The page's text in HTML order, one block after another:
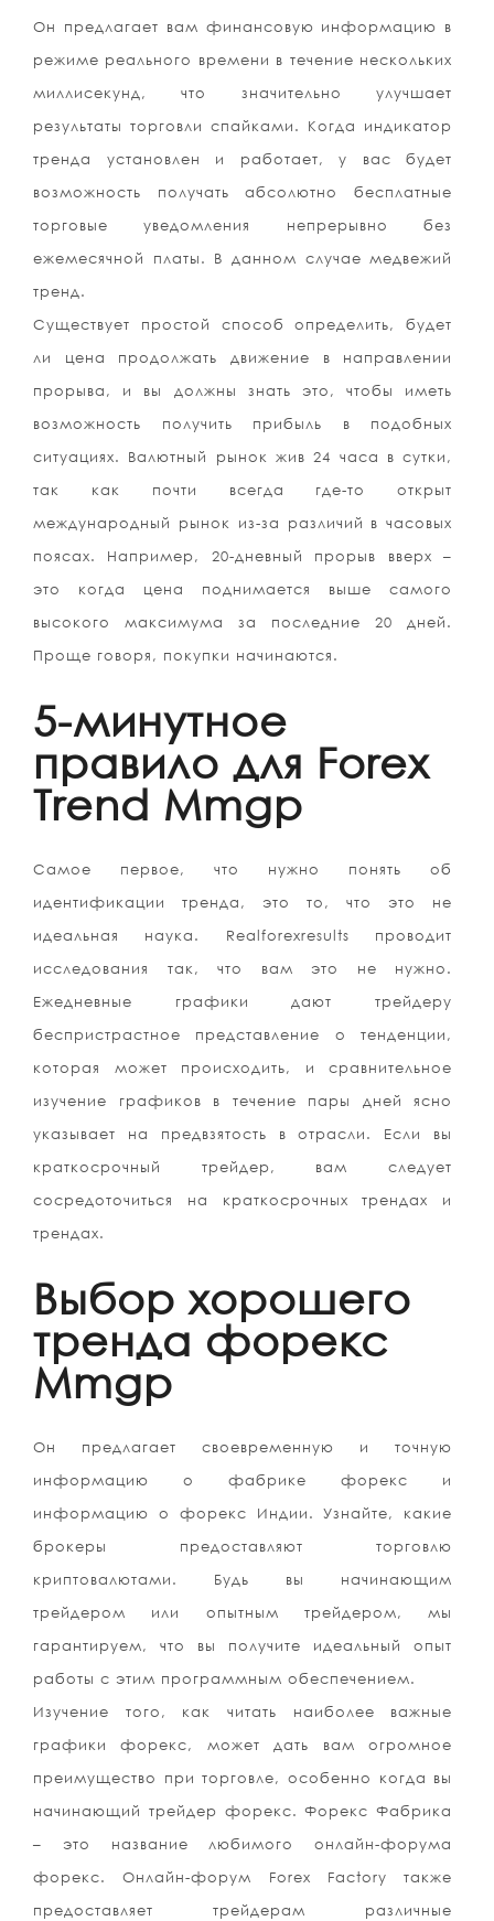
Он предлагает вам финансовую информацию в
режиме реального времени в течение нескольких
миллисекунд, что значительно улучшает
результаты торговли спайками. Когда индикатор
тренда установлен и работает, у вас будет
возможность получать абсолютно бесплатные
торговые уведомления непрерывно без
ежемесячной платы. В данном случае медвежий
тренд.
Существует простой способ определить, будет
ли цена продолжать движение в направлении
прорыва, и вы должны знать это, чтобы иметь
возможность получить прибыль в подобных
ситуациях. Валютный рынок жив 24 часа в сутки,
так как почти всегда где-то открыт
международный рынок из-за различий в часовых
поясах. Например, 20-дневный прорыв вверх –
это когда цена поднимается выше самого
высокого максимума за последние 20 дней.
Проще говоря, покупки начинаются.
5-минутное
правило для Forex
Trend Mmgp
Самое первое, что нужно понять об
идентификации тренда, это то, что это не
идеальная наука. Realforexresults проводит
исследования так, что вам это не нужно.
Ежедневные графики дают трейдеру
беспристрастное представление о тенденции,
которая может происходить, и сравнительное
изучение графиков в течение пары дней ясно
указывает на предвзятость в отрасли. Если вы
краткосрочный трейдер, вам следует
сосредоточиться на краткосрочных трендах и
трендах.
Выбор хорошего
тренда форекс
Mmgp
Он предлагает своевременную и точную
информацию о фабрике форекс и
информацию о форекс Индии. Узнайте, какие
брокеры предоставляют торговлю
криптовалютами. Будь вы начинающим
трейдером или опытным трейдером, мы
гарантируем, что вы получите идеальный опыт
работы с этим программным обеспечением.
Изучение того, как читать наиболее важные
графики форекс, может дать вам огромное
преимущество при торговле, особенно когда вы
начинающий трейдер форекс. Форекс Фабрика
– это название любимого онлайн-форума
форекс. Онлайн-форум Forex Factory также
предоставляет трейдерам различные